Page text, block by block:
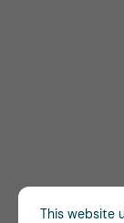
This website